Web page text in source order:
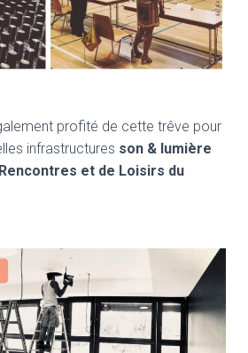
profité de cette trêve pour
infrastructures son & lumière
et de Loisirs du